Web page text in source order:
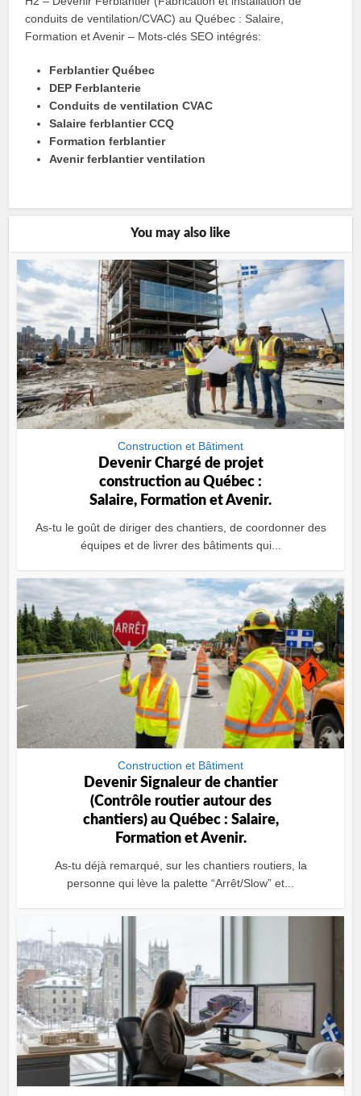
conduits de ventilation/CVAC) au Québec : Salaire,
Formation et Avenir – Mots-clés SEO intégrés:
Ferblantier Québec
DEP Ferblanterie
Conduits de ventilation CVAC
Salaire ferblantier CCQ
Formation ferblantier
Avenir ferblantier ventilation
You may also like
Construction et Bâtiment
Devenir Chargé de projet
construction au Québec :
Salaire, Formation et Avenir.
As-tu le goût de diriger des chantiers, de coordonner des
équipes et de livrer des bâtiments qui...
Construction et Bâtiment
Devenir Signaleur de chantier
(Contrôle routier autour des
chantiers) au Québec : Salaire,
Formation et Avenir.
As-tu déjà remarqué, sur les chantiers routiers, la
personne qui lève la palette “Arrêt/Slow” et...